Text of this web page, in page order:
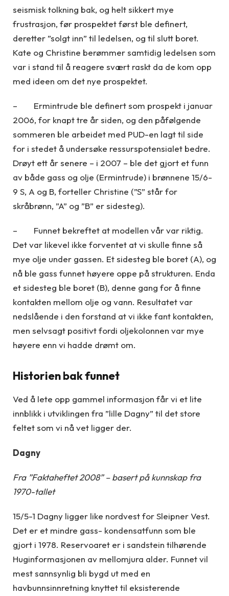
seismisk tolkning bak, og helt sikkert mye
frustrasjon, før prospektet først ble definert,
deretter ”solgt inn” til ledelsen, og til slutt boret.
Kate og Christine berømmer samtidig ledelsen som
var i stand til å reagere svært raskt da de kom opp
med ideen om det nye prospektet.
– Ermintrude ble definert som prospekt i januar
2006, for knapt tre år siden, og den påfølgende
sommeren ble arbeidet med PUD-en lagt til side
for i stedet å undersøke ressurspotensialet bedre.
Drøyt ett år senere – i 2007 – ble det gjort et funn
av både gass og olje (Ermintrude) i brønnene 15/6-
9 S, A og B, forteller Christine (”S” står for
skråbrønn, ”A” og ”B” er sidesteg).
– Funnet bekreftet at modellen vår var riktig.
Det var likevel ikke forventet at vi skulle finne så
mye olje under gassen. Et sidesteg ble boret (A), og
nå ble gass funnet høyere oppe på strukturen. Enda
et sidesteg ble boret (B), denne gang for å finne
kontakten mellom olje og vann. Resultatet var
nedslående i den forstand at vi ikke fant kontakten,
men selvsagt positivt fordi oljekolonnen var mye
høyere enn vi hadde drømt om.
Historien bak funnet
Ved å lete opp gammel informasjon får vi et lite
innblikk i utviklingen fra ”lille Dagny” til det store
feltet som vi nå vet ligger der.
Dagny
Fra ”Faktaheftet 2008” – basert på kunnskap fra
1970-tallet
15/5-1 Dagny ligger like nordvest for Sleipner Vest.
Det er et mindre gass- kondensatfunn som ble
gjort i 1978. Reservoaret er i sandstein tilhørende
Huginformasjonen av mellomjura alder. Funnet vil
mest sannsynlig bli bygd ut med en
havbunnsinnretning knyttet til eksisterende